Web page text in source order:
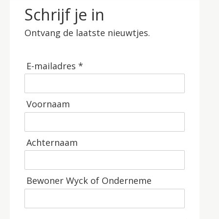
Schrijf je in
Ontvang de laatste nieuwtjes.
E-mailadres *
Voornaam
Achternaam
Bewoner Wyck of Onderneme